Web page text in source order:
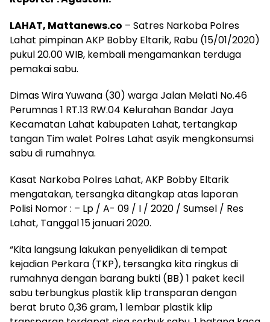
LAHAT, Mattanews.co – Satres Narkoba Polres
Lahat pimpinan AKP Bobby Eltarik, Rabu (15/01/2020)
pukul 20.00 WIB, kembali mengamankan terduga
pemakai sabu.
Dimas Wira Yuwana (30) warga Jalan Melati No.46
Perumnas 1 RT.13 RW.04 Kelurahan Bandar Jaya
Kecamatan Lahat kabupaten Lahat, tertangkap
tangan Tim walet Polres Lahat asyik mengkonsumsi
sabu di rumahnya.
Kasat Narkoba Polres Lahat, AKP Bobby Eltarik
mengatakan, tersangka ditangkap atas laporan
Polisi Nomor : – Lp / A- 09 / I / 2020 / Sumsel / Res
Lahat, Tanggal 15 januari 2020.
“Kita langsung lakukan penyelidikan di tempat
kejadian Perkara (TKP), tersangka kita ringkus di
rumahnya dengan barang bukti (BB) 1 paket kecil
sabu terbungkus plastik klip transparan dengan
berat bruto 0,36 gram, 1 lembar plastik klip